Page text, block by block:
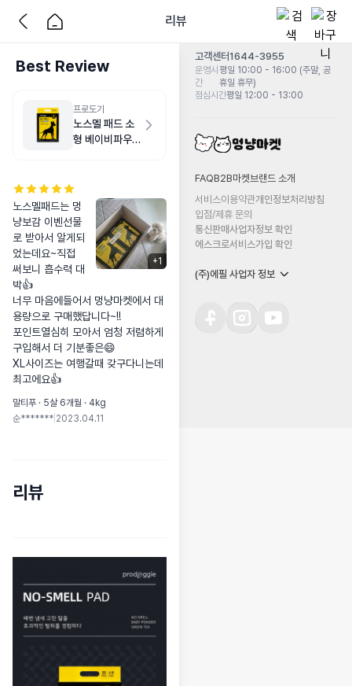
리뷰
Best Review
프로도기
노스멜 패드 소
형 베이비파우
+1
노스멜패드는 멍
냥보감 이벤선물
로 받아서 알게되
었는데요~직접
써보니 흡수력 대
박👍
너무 마음에들어서 멍냥마켓에서 대
용량으로 구매했답니다~!!
포인트열심히 모아서 엄청 저렴하게
구입해서 더 기분좋은😄
XL사이즈는 여행갈때 갖구다니는데
최고에요👍
말티푸 · 5살 6개월 · 4kg
순******* 2023.04.11
리뷰
고객센터1644-3955
운영시
간
평일 10:00 - 16:00 (주말, 공
휴일 휴무)
점심시간평일 12:00 - 13:00
FAQB2B마켓 브랜드 소개
서비스이용약관개인정보처리방침
입점/제휴 문의
통신판매사업자정보 확인
에스크로서비스가입 확인
(주)에필 사업자 정보